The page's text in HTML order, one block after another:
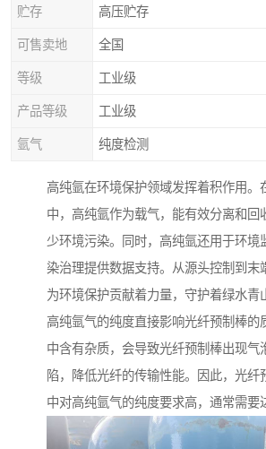
贮存 高压贮存
可售卖地 全国
等级 工业级
产品等级 工业级
氩气 纯度检测
高纯氩在环境保护领域发挥着积作用。
中，高纯氩作为载气，能有效分离和回
少环境污染。同时，高纯氩还用于环境
染治理提供数据支持。从源头控制到末
为环境保护贡献着力量，守护着绿水青
高纯氩气的纯度直接影响光纤预制棒的
中含有杂质，会导致光纤预制棒出现气
陷，降低光纤的传输性能。因此，光纤
中对高纯氩气的纯度要求高，通常需要